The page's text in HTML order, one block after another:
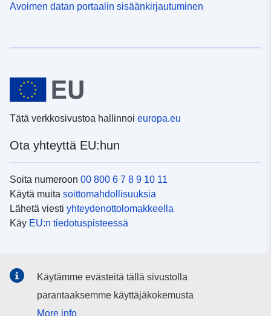
Avoimen datan portaalin sisäänkirjautuminen
Tätä verkkosivustoa hallinnoi europa.eu
Ota yhteyttä EU:hun
Soita numeroon 00 800 6 7 8 9 10 11
Käytä muita soittomahdollisuuksia
Lähetä viesti yhteydenottolomakkeella
Käy EU:n tiedotuspisteessä
sosiaalisessa mediassa
Käytämme evästeitä tällä sivustolla
parantaaksemme käyttäjäkokemusta
More info